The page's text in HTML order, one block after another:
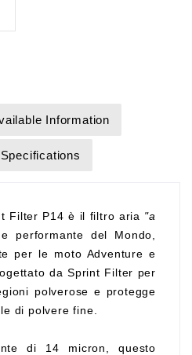
Information
Filter P14 è il filtro aria "a
performante del Mondo,
per le moto Adventure e
da Sprint Filter per
polverose e protegge
di polvere fine.
di 14 micron, questo